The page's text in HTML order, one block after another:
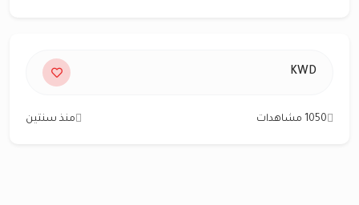
KWD
1050 مشاهدات منذ سنتين